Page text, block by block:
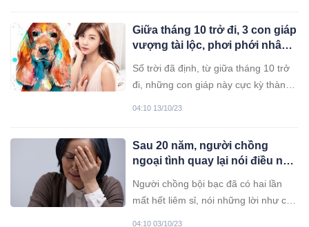
Giữa tháng 10 trở đi, 3 con giáp
vượng tài lộc, phơi phới nhân
Số trời đã định, từ giữa tháng 10 trở
đi, những con giáp này cực kỳ thành
04:10 13/10/23
Sau 20 năm, người chồng
ngoại tình quay lại nói điều này
Người chồng bội bạc đã có hai lần
mất hết liêm sỉ, nói những lời như cứa
04:10 03/10/23